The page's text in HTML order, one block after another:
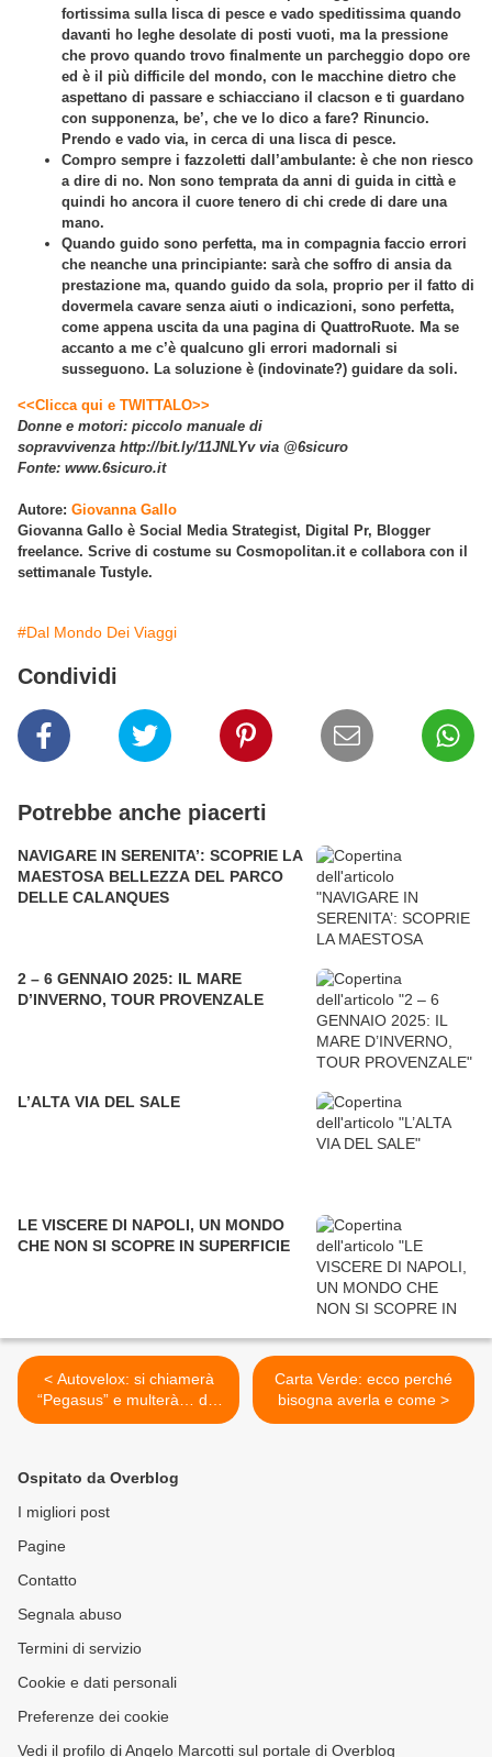
fortissima sulla lisca di pesce e vado speditissima quando
davanti ho leghe desolate di posti vuoti, ma la pressione
che provo quando trovo finalmente un parcheggio dopo ore
ed è il più difficile del mondo, con le macchine dietro che
aspettano di passare e schiacciano il clacson e ti guardano
con supponenza, be’, che ve lo dico a fare? Rinuncio.
Prendo e vado via, in cerca di una lisca di pesce.
Compro sempre i fazzoletti dall’ambulante: è che non riesco
a dire di no. Non sono temprata da anni di guida in città e
quindi ho ancora il cuore tenero di chi crede di dare una
mano.
Quando guido sono perfetta, ma in compagnia faccio errori
che neanche una principiante: sarà che soffro di ansia da
prestazione ma, quando guido da sola, proprio per il fatto di
dovermela cavare senza aiuti o indicazioni, sono perfetta,
come appena uscita da una pagina di QuattroRuote. Ma se
accanto a me c’è qualcuno gli errori madornali si
susseguono. La soluzione è (indovinate?) guidare da soli.
<<Clicca qui e TWITTALO>>
Donne e motori: piccolo manuale di
sopravvivenza http://bit.ly/11JNLYv via @6sicuro
Fonte: www.6sicuro.it
Autore: Giovanna Gallo
Giovanna Gallo è Social Media Strategist, Digital Pr, Blogger
freelance. Scrive di costume su Cosmopolitan.it e collabora con il
settimanale Tustyle.
#Dal Mondo Dei Viaggi
Condividi
Potrebbe anche piacerti
NAVIGARE IN SERENITA’: SCOPRIE LA
MAESTOSA BELLEZZA DEL PARCO
DELLE CALANQUES
2 – 6 GENNAIO 2025: IL MARE
D’INVERNO, TOUR PROVENZALE
L’ALTA VIA DEL SALE
LE VISCERE DI NAPOLI, UN MONDO
CHE NON SI SCOPRE IN SUPERFICIE
< Autovelox: si chiamerà
“Pegasus” e multerà… dal
cielo!
Carta Verde: ecco perché
bisogna averla e come >
Ospitato da Overblog
I migliori post
Pagine
Contatto
Segnala abuso
Termini di servizio
Cookie e dati personali
Preferenze dei cookie
Vedi il profilo di Angelo Marcotti sul portale di Overblog